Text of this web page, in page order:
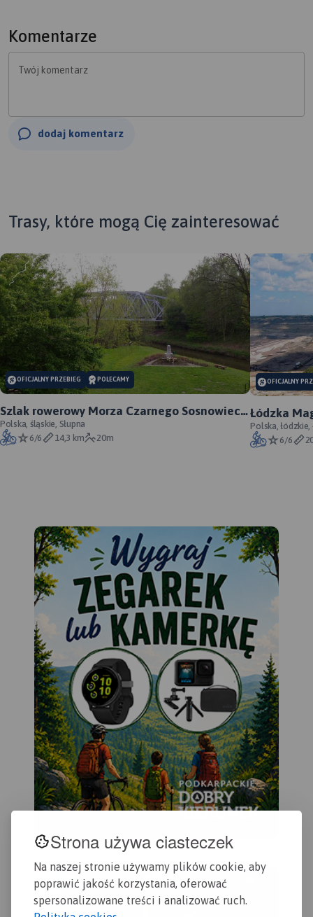
Strona używa ciasteczek
Na naszej stronie używamy plików cookie, aby
poprawić jakość korzystania, oferować
spersonalizowane treści i analizować ruch.
Komentarze
Twój komentarz
dodaj komentarz
Trasy, które mogą Cię zainteresować
OFICJALNY PRZEBIEG POLECAMY
Szlak rowerowy Morza Czarnego Sosnowiec -
oficjalny przebieg
Polska, śląskie, Słupna
6/6
14,3 km 20m
OFICJALNY
Łódzka
Polska, łódzkie,
6/6